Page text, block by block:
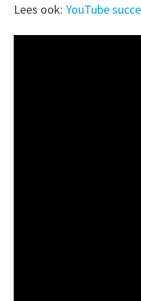
Lees ook: YouTube